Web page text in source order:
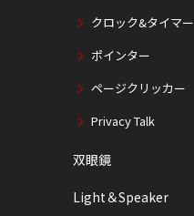
クロック&タイマー
ポインター
ページクリッカー
Privacy Talk
双眼鏡
Light＆Speaker